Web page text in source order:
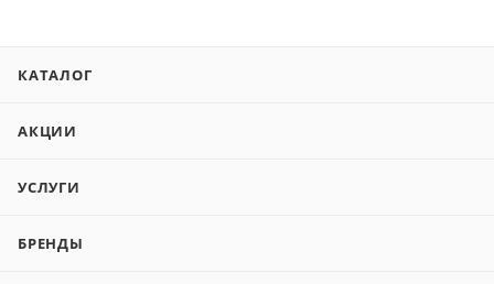
КАТАЛОГ
АКЦИИ
УСЛУГИ
БРЕНДЫ